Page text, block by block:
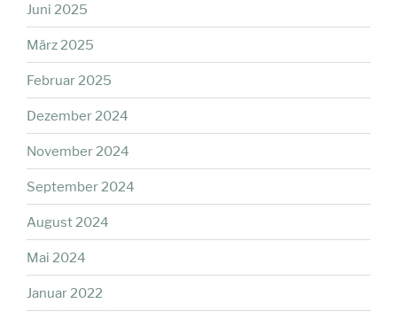
Juni 2025
März 2025
Februar 2025
Dezember 2024
November 2024
September 2024
August 2024
Mai 2024
Januar 2022